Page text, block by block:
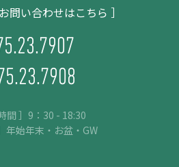
問い合わせはこちら ］
間 ］9：30 - 18:30
年始年末・お盆・GW